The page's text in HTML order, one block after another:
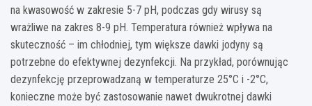
na kwasowość w zakresie 5-7 pH, podczas gdy wirusy są
wrażliwe na zakres 8-9 pH. Temperatura również wpływa na
skuteczność – im chłodniej, tym większe dawki jodyny są
potrzebne do efektywnej dezynfekcji. Na przykład, porównując
dezynfekcję przeprowadzaną w temperaturze 25°C i -2°C,
konieczne może być zastosowanie nawet dwukrotnej dawki